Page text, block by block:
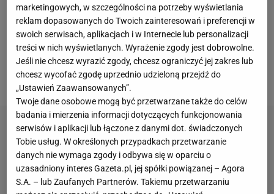
zatrudni w roli treneraJose Mourinho. Portugalczyk
pracował już w "Los Blancos" w latach 2010-2013.
Trzykrotnie dotarł z klubem do półfinału Ligi
Mistrzów i wywalczył trzy trofea - mistrzostwo
Hiszpanii, Puchar Króla oraz Superpuchar Hiszpanii.
marketingowych, w szczególności na potrzeby wyświetlania
reklam dopasowanych do Twoich zainteresowań i preferencji w
swoich serwisach, aplikacjach i w Internecie lub personalizacji
treści w nich wyświetlanych. Wyrażenie zgody jest dobrowolne.
Jeśli nie chcesz wyrazić zgody, chcesz ograniczyć jej zakres lub
chcesz wycofać zgodę uprzednio udzieloną przejdź do
„Ustawień Zaawansowanych”.
Twoje dane osobowe mogą być przetwarzane także do celów
badania i mierzenia informacji dotyczących funkcjonowania
serwisów i aplikacji lub łączone z danymi dot. świadczonych
Tobie usług. W określonych przypadkach przetwarzanie
danych nie wymaga zgody i odbywa się w oparciu o
uzasadniony interes Gazeta.pl, jej spółki powiązanej – Agora
S.A. – lub Zaufanych Partnerów. Takiemu przetwarzaniu